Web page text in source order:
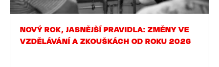
NOVÝ ROK, JASNĚJŠÍ PRAVIDLA: ZMĚNY VE
VZDĚLÁVÁNÍ A ZKOUŠKÁCH OD ROKU 2026